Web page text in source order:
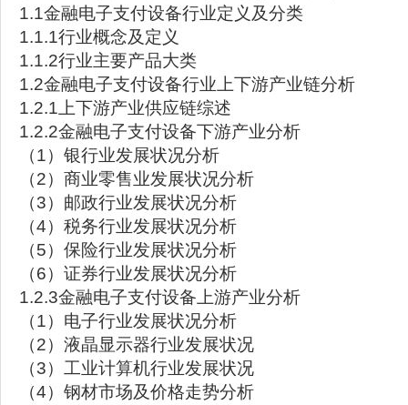
1.1金融电子支付设备行业定义及分类
1.1.1行业概念及定义
1.1.2行业主要产品大类
1.2金融电子支付设备行业上下游产业链分析
1.2.1上下游产业供应链综述
1.2.2金融电子支付设备下游产业分析
（1）银行业发展状况分析
（2）商业零售业发展状况分析
（3）邮政行业发展状况分析
（4）税务行业发展状况分析
（5）保险行业发展状况分析
（6）证券行业发展状况分析
1.2.3金融电子支付设备上游产业分析
（1）电子行业发展状况分析
（2）液晶显示器行业发展状况
（3）工业计算机行业发展状况
（4）钢材市场及价格走势分析